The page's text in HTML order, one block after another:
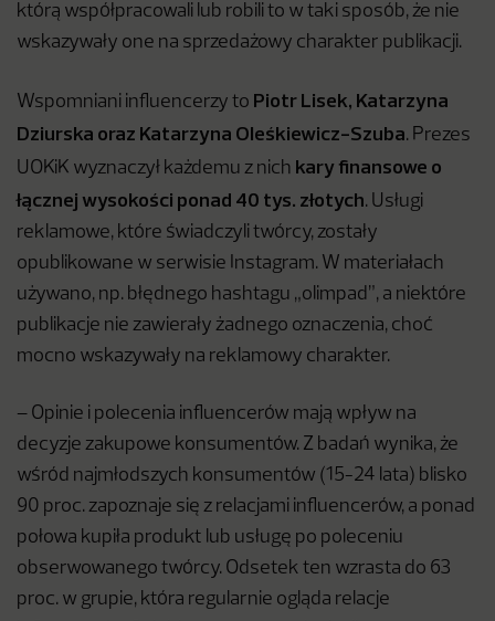
którą współpracowali lub robili to w taki sposób, że nie
wskazywały one na sprzedażowy charakter publikacji.
Wspomniani influencerzy to Piotr Lisek, Katarzyna
Dziurska oraz Katarzyna Oleśkiewicz-Szuba. Prezes
UOKiK wyznaczył każdemu z nich kary finansowe o
łącznej wysokości ponad 40 tys. złotych. Usługi
reklamowe, które świadczyli twórcy, zostały
opublikowane w serwisie Instagram. W materiałach
używano, np. błędnego hashtagu „olimpad”, a niektóre
publikacje nie zawierały żadnego oznaczenia, choć
mocno wskazywały na reklamowy charakter.
– Opinie i polecenia influencerów mają wpływ na
decyzje zakupowe konsumentów. Z badań wynika, że
wśród najmłodszych konsumentów (15-24 lata) blisko
90 proc. zapoznaje się z relacjami influencerów, a ponad
połowa kupiła produkt lub usługę po poleceniu
obserwowanego twórcy. Odsetek ten wzrasta do 63
proc. w grupie, która regularnie ogląda relacje